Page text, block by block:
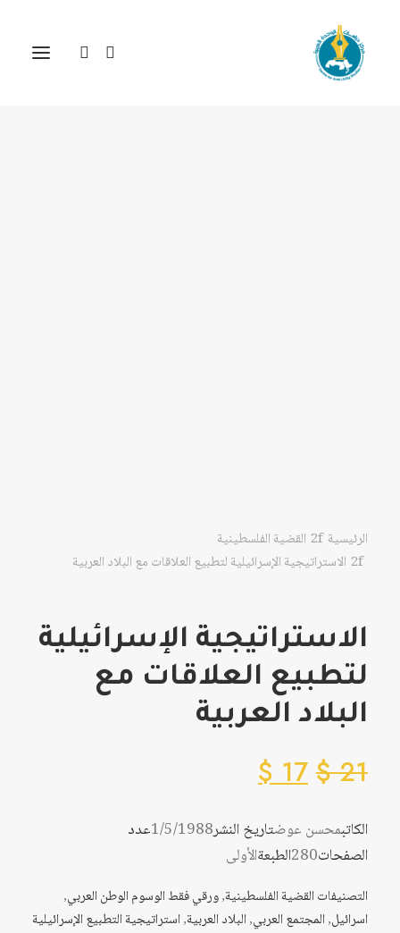
الرئيسية
القضية الفلسطينية
الاستراتيجية الإسرائيلية لتطبيع العلاقات مع البلاد العربية
الاستراتيجية الإسرائيلية
لتطبيع العلاقات مع
البلاد العربية
21
$
17
$
الكاتبمحسن عوضتاريخ النشر1/5/1988عدد
الصفحات280الطبعةالأولى
التصنيفاتالقضية الفلسطينية,ورقي فقطالوسومالوطن العربي,
اسرائيل,المجتمع العربي,البلاد العربية,استراتيجية التطبيع الإسرائيلية